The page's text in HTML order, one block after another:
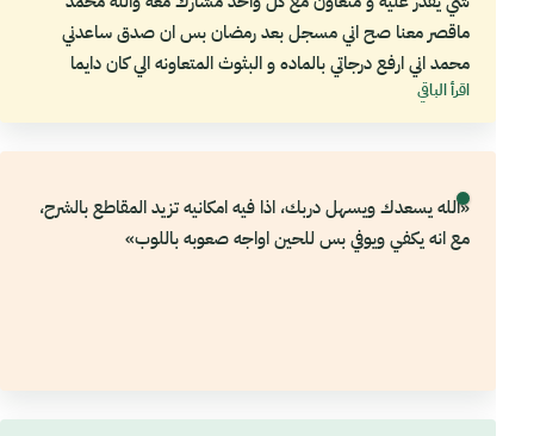
ماقصر معنا صح اني مسجل بعد رمضان بس ان صدق ساعدني
محمد اني ارفع درجاتي بالماده و البثوث المتعاونه الي كان دايما
يسوييه كان جدا مفيد»
اقرأ الباقي
«الله يسعدك ويسهل دربك، اذا فيه امكانيه تزيد المقاطع بالشرح،
مع انه يكفي ويوفي بس للحين اواجه صعوبه باللوب»